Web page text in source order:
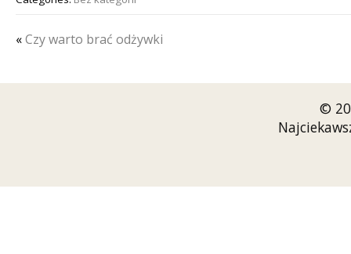
«Czy warto brać odżywki
©